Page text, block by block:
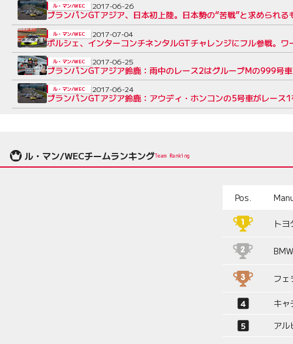
ブランパンGTアジア、日本初上陸。日本勢の“苦戦”と求められる
ル・マン/WEC 2017-06-26
ポルシェ、インターコンチネンタルGTチャレンジにフル参戦。
ル・マン/WEC 2017-07-04
ブランパンGTアジア鈴鹿：雨中のレース2はグループMの999号
ル・マン/WEC 2017-06-25
ブランパンGTアジア鈴鹿：アウディ・ホンコンの5号車がレース
ル・マン/WEC 2017-06-24
ル・マン/WECチームランキングTeam Ranking
Pos.
トヨ
BMW
フェ
キャ
アル